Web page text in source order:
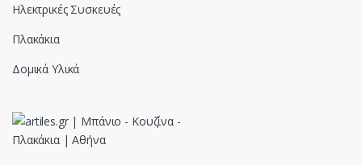
Ηλεκτρικές Συσκευές
Πλακάκια
Δομικά Υλικά